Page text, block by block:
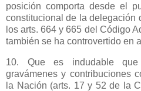
posición comporta desde el
constitucional de la delegación
los arts. 664 y 665 del Código
también se ha controvertido en
10. Que es indudable
gravámenes y contribuciones
la Nación (arts. 17 y 52 de la